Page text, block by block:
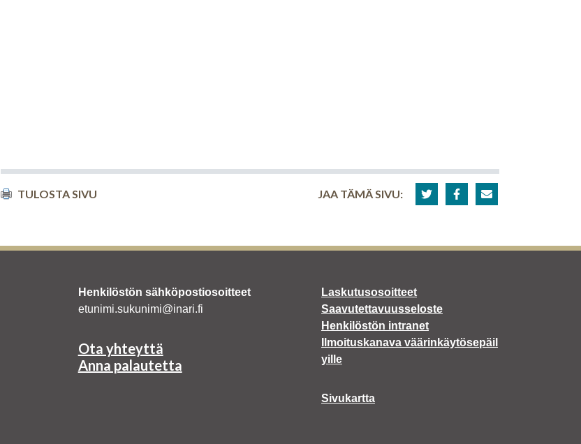
TULOSTA SIVU JAA TÄMÄ SIVU:
Henkilöstön sähköpostiosoitteet
etunimi.sukunimi@inari.fi
Ota yhteyttä
Anna palautetta
Laskutusosoitteet
Saavutettavuusseloste
Henkilöstön intranet
Ilmoituskanava väärinkäytösepäil
yille
Sivukartta